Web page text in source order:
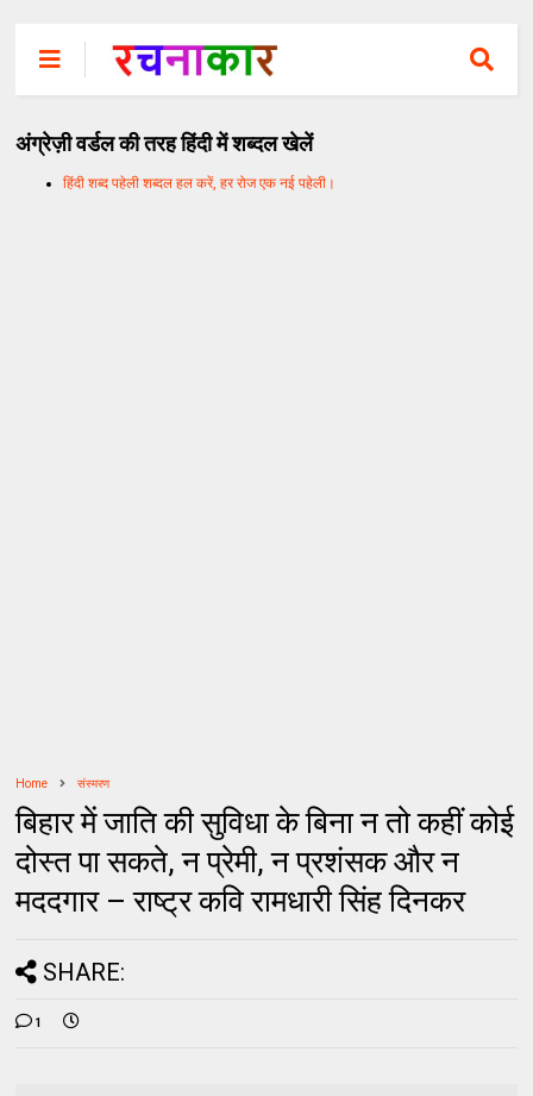
अंग्रेज़ी वर्डल की तरह हिंदी में शब्दल खेलें
हिंदी शब्द पहेली शब्दल हल करें, हर रोज एक नई पहेली।
Home संस्मरण
बिहार में जाति की सुविधा के बिना न तो कहीं कोई
दोस्त पा सकते, न प्रेमी, न प्रशंसक और न
मददगार – राष्ट्र कवि रामधारी सिंह दिनकर
SHARE:
1